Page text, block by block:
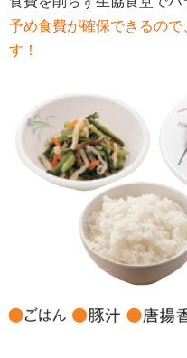
予め食費が確保できるの
す！